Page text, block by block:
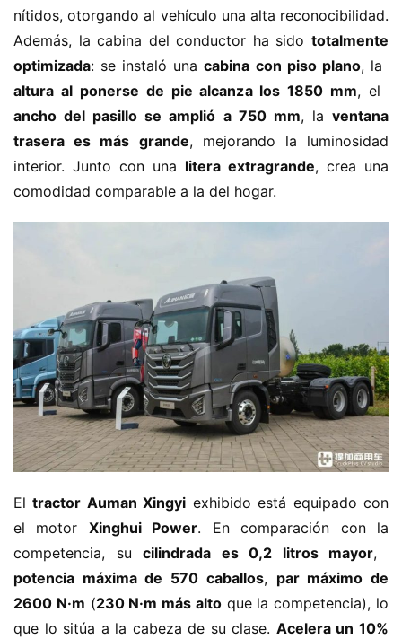
nítidos, otorgando al vehículo una alta reconocibilidad.
Además, la cabina del conductor ha sido ​ ​totalmente
optimizada​​: se instaló una ​​cabina con piso plano​​, la ​
altura al ponerse de pie alcanza los 1850 mm​​, el ​
ancho del pasillo se amplió a 750 mm​​, la ​​ventana
trasera es más grande​​, mejorando la luminosidad
interior. Junto con una ​ ​litera extragrande​​, crea una
comodidad comparable a la del hogar.
El ​​tractor Auman Xingyi​ ​ exhibido está equipado con
el motor ​ ​Xinghui Power​​. En comparación con la
competencia, su ​​cilindrada es 0,2 litros mayor​​, ​
potencia máxima de 570 caballos​​, ​ ​par máximo de
2600 N·m​ ​ (​​230 N·m más alto​​ que la competencia), lo
que lo sitúa a la cabeza de su clase. ​ ​Acelera un 10%